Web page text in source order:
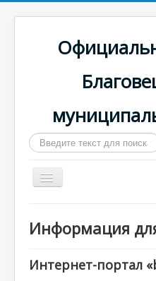
Искать...
Включить/
выключить
Сайт округа
Календарь выпусков
Информация
Интернет-портал